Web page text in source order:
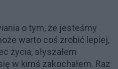
o tym, że jesteśmy
warto coś zrobić lepiej,
życia, słyszałem
w kimś zakochałem. Raz